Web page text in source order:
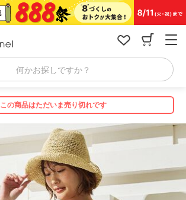
何かお探しですか？
この商品はただいま売り切れです